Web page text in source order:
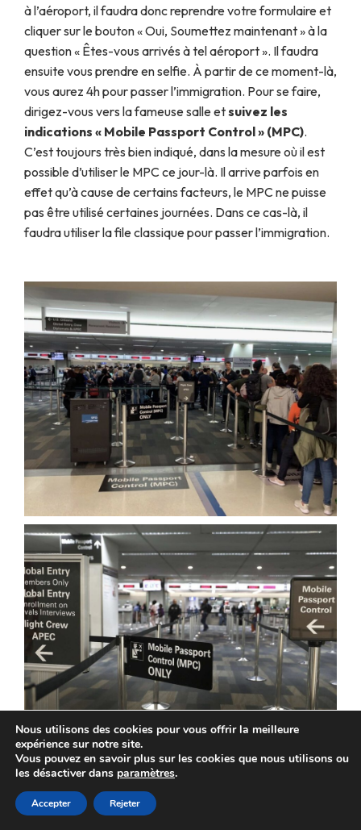
à l’aéroport, il faudra donc reprendre votre formulaire et
cliquer sur le bouton « Oui, Soumettez maintenant » à la
question « Êtes-vous arrivés à tel aéroport ». Il faudra
ensuite vous prendre en selfie. À partir de ce moment-là,
vous aurez 4h pour passer l’immigration. Pour se faire,
dirigez-vous vers la fameuse salle etsuivez les
indications « Mobile Passport Control » (MPC).
C’est toujours très bien indiqué, dans la mesure où il est
possible d’utiliser le MPC ce jour-là. Il arrive parfois en
effet qu’à cause de certains facteurs, le MPC ne puisse
pas être utilisé certaines journées. Dans ce cas-là, il
faudra utiliser la file classique pour passer l’immigration.
Le MPC, le point de départ de votre
aventure américaine
Nous utilisons des cookies pour vous offrir la meilleure
expérience sur notre site.
Vous pouvez en savoir plus sur les cookies que nous utilisons ou
les désactiver dans paramètres.
Accepter Rejeter